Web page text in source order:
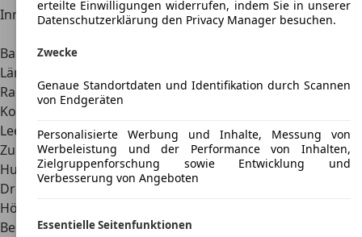
Innenraum finden bis zu fünf Personen Platz.
Bauzeit
Länge, Breite, Höhe
Radstand
2,7 m
Kofferraumvolumen
Leergewicht
1.920 – 1.970 kg
Zulässiges Gesamtgewicht
2.510 kg
Hubraum
2.477 – 2.972 kg
Drehmoment
Höchstgeschwindigkeit
Beschleunigung 0 auf 100 km/h
erteilte Einwilligungen widerrufen, indem Sie in unserer
Datenschutzerklärung den Privacy Manager besuchen.
Zwecke
Genaue Standortdaten und Identifikation durch Scannen
von Endgeräten
Personalisierte Werbung und Inhalte, Messung von
Werbeleistung und der Performance von Inhalten,
Zielgruppenforschung sowie Entwicklung und
Verbesserung von Angeboten
Essentielle Seitenfunktionen